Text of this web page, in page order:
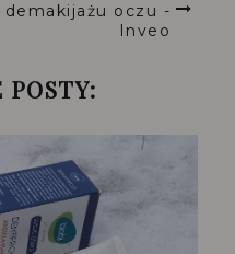
oczu -
Inveo
POSTY: